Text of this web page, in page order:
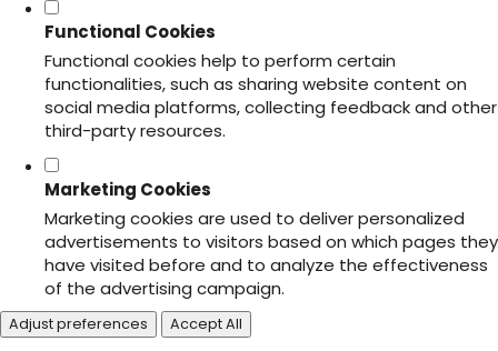
Functional Cookies
Functional cookies help to perform certain
functionalities, such as sharing website content on
social media platforms, collecting feedback and other
third-party resources.
Marketing Cookies
Marketing cookies are used to deliver personalized
advertisements to visitors based on which pages they
have visited before and to analyze the effectiveness
of the advertising campaign.
Adjust preferences Accept All